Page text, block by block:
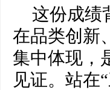
这份成绩
在品类创新
集中体现，
见证。站在